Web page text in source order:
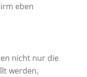
eben
nicht nur die
werden,